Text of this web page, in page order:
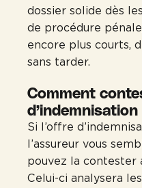
dossier solide dès
de procédure
encore plus courts,
sans tarder.
Comment
Si l’offre
l’assureur vous
pouvez la contester
Celui-ci analysera